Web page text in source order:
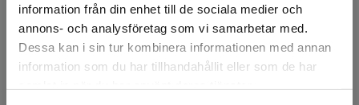
information från din enhet till de sociala medier och
annons- och analysföretag som vi samarbetar med.
Dessa kan i sin tur kombinera informationen med annan
information som du har tillhandahållit eller som de har
Det verkar som att du besöker
studentlitteratur.se via en enhet utanför Sverige.